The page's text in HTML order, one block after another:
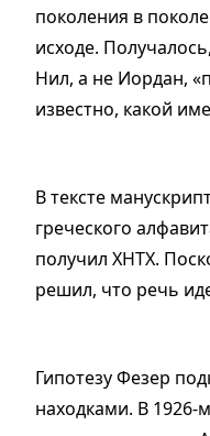
поколения в
исходе.
Нил, а не Иордан, «
известно, какой
В тексте
греческого
получил ХНТХ.
решил, что речь
Гипотезу Фезер
находками. В 1926-